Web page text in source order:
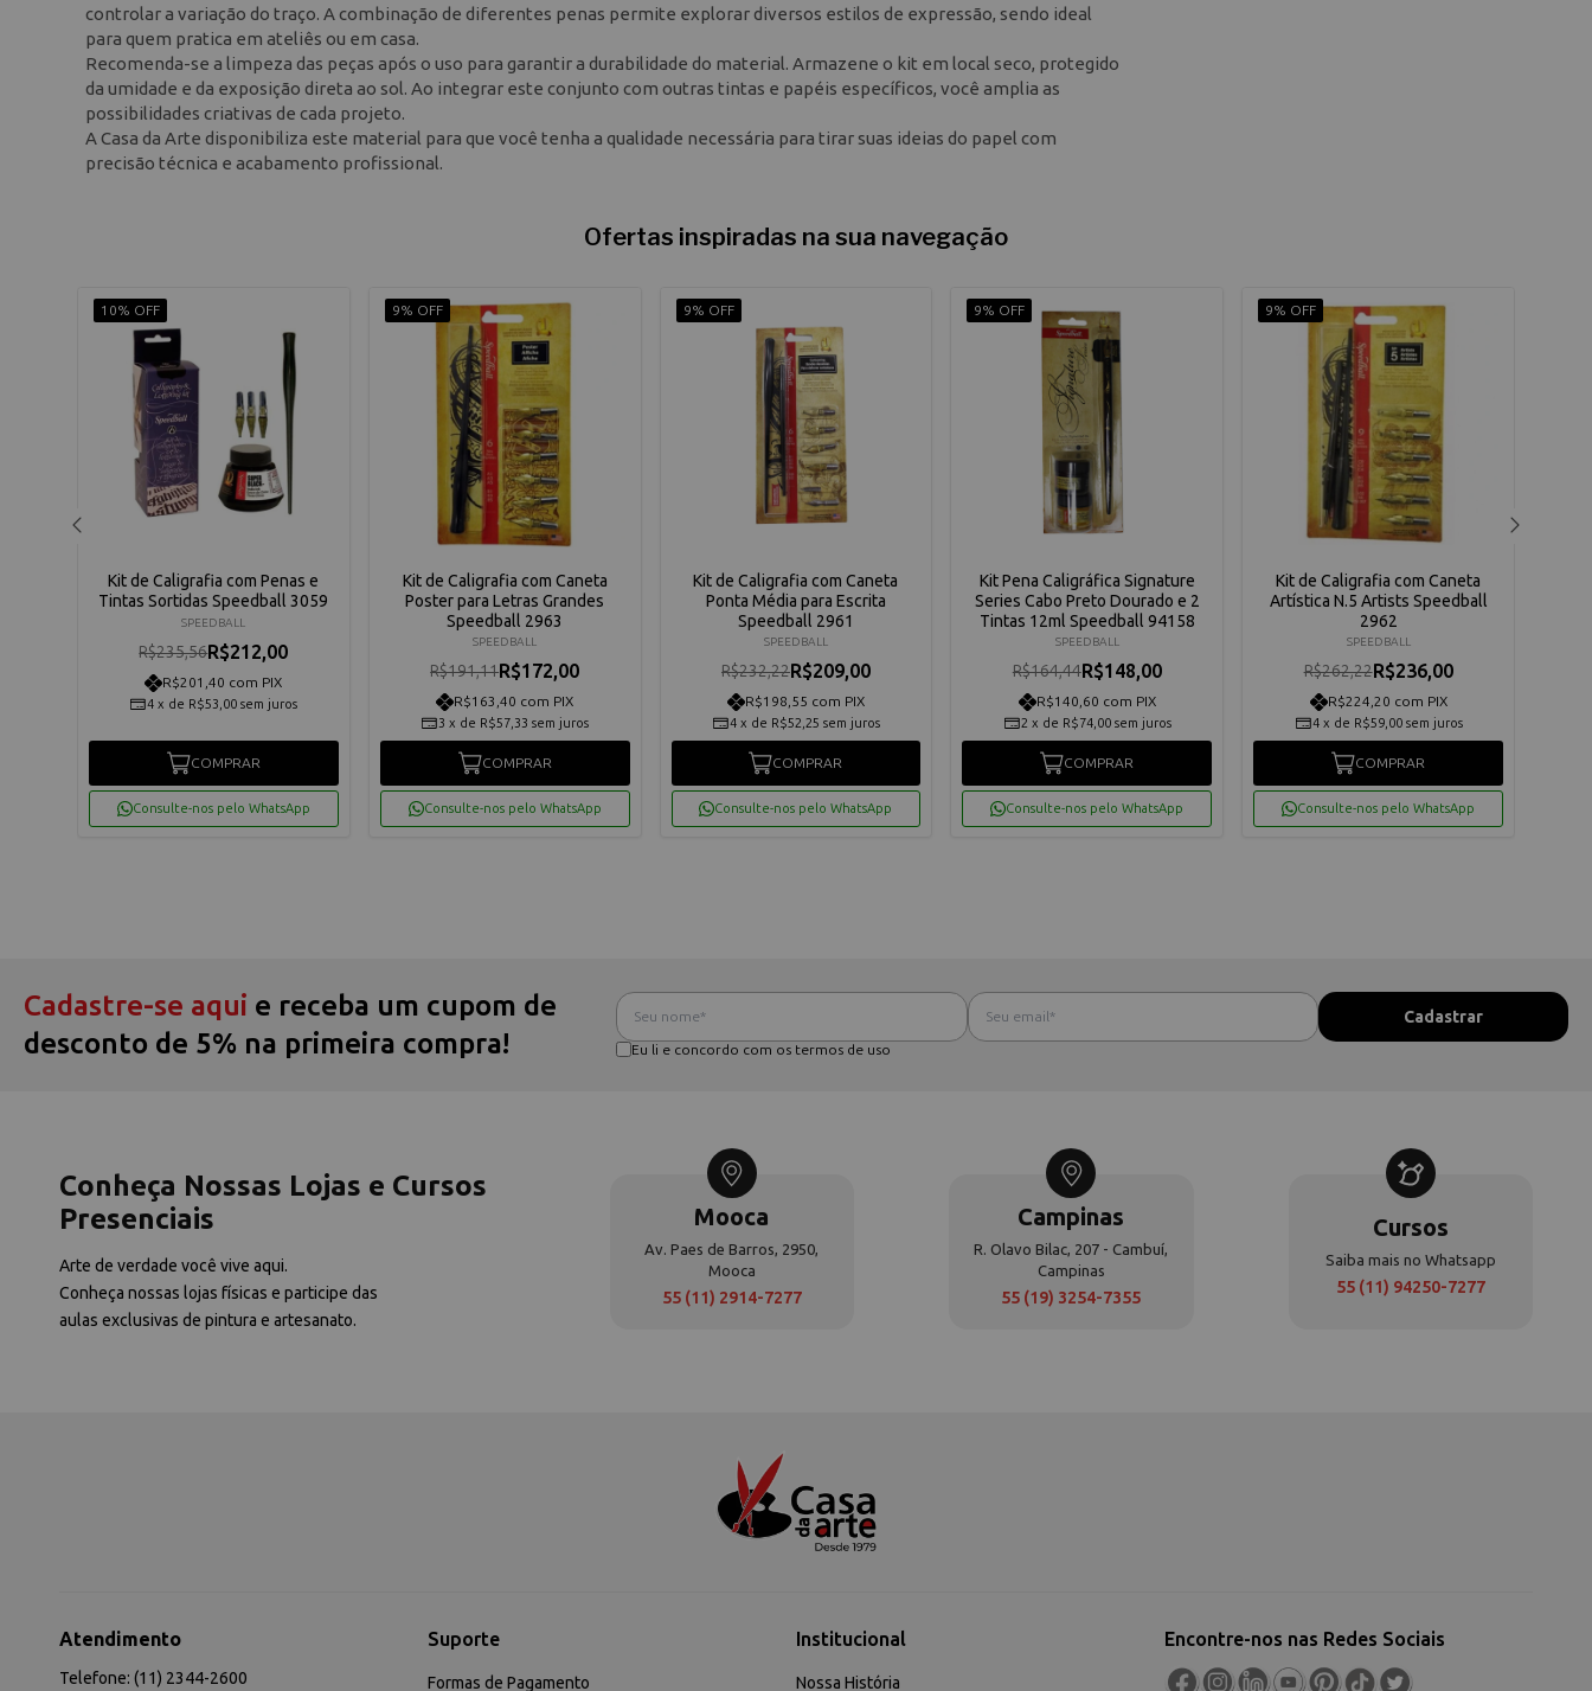
controlar a variação do traço. A combinação de diferentes penas permite explorar diversos estilos de expressão, sendo ideal
para quem pratica em ateliês ou em casa.
Recomenda-se a limpeza das peças após o uso para garantir a durabilidade do material. Armazene o kit em local seco, protegido
da umidade e da exposição direta ao sol. Ao integrar este conjunto com outras tintas e papéis específicos, você amplia as
possibilidades criativas de cada projeto.
A Casa da Arte disponibiliza este material para que você tenha a qualidade necessária para tirar suas ideias do papel com
precisão técnica e acabamento profissional.
Ofertas inspiradas na sua navegação
10% OFF
Kit de Caligrafia com Penas e
Tintas Sortidas Speedball 3059
SPEEDBALL
R$235,56R$212,00
R$201,40 com PIX
4 x de R$53,00 sem juros
COMPRAR
Consulte-nos pelo WhatsApp
9% OFF
Kit de Caligrafia com Caneta
Poster para Letras Grandes
Speedball 2963
SPEEDBALL
R$191,11R$172,00
R$163,40 com PIX
3 x de R$57,33 sem juros
COMPRAR
Consulte-nos pelo WhatsApp
9% OFF
Kit de Caligrafia com Caneta
Ponta Média para Escrita
Speedball 2961
SPEEDBALL
R$232,22R$209,00
R$198,55 com PIX
4 x de R$52,25 sem juros
COMPRAR
Consulte-nos pelo WhatsApp
9% OFF
Kit Pena Caligráfica Signature
Series Cabo Preto Dourado e 2
Tintas 12ml Speedball 94158
SPEEDBALL
R$164,44R$148,00
R$140,60 com PIX
2 x de R$74,00 sem juros
COMPRAR
Consulte-nos pelo WhatsApp
9% OFF
Kit de Caligrafia com Caneta
Artística N.5 Artists Speedball
2962
SPEEDBALL
R$262,22R$236,00
R$224,20 com PIX
4 x de R$59,00 sem juros
COMPRAR
Consulte-nos pelo WhatsApp
Cadastre-se aqui e receba um cupom de
desconto de 5% na primeira compra!
Eu li e concordo com os termos de uso
Conheça Nossas Lojas e Cursos
Presenciais
Arte de verdade você vive aqui.
Conheça nossas lojas físicas e participe das
aulas exclusivas de pintura e artesanato.
Mooca
Av. Paes de Barros, 2950,
Mooca
55 (11) 2914-7277
Campinas
R. Olavo Bilac, 207 - Cambuí,
Campinas
55 (19) 3254-7355
Cursos
Saiba mais no Whatsapp
55 (11) 94250-7277
Atendimento
Telefone: (11) 2344-2600
Suporte
Formas de Pagamento
Institucional
Nossa História
Encontre-nos nas Redes Sociais